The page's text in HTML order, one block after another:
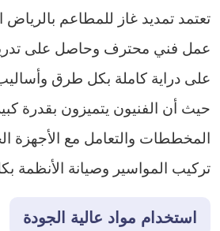
تعتمد تمديد غاز للمطاعم
عمل فني محترف وحاصل على
على دراية كاملة بكل طرق وأساليب
حيث أن الفنيون يتميزون بقدرة
المخططات والتعامل مع الأجهزة
تركيب المواسير وصيانة الأنظمة
استخدام مواد عالية الجودة